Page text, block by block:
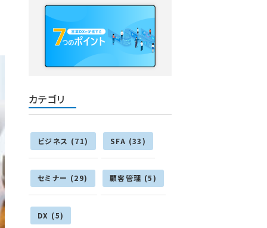
カテゴリ
ビジネス (71) SFA (33)
セミナー (29) 顧客管理 (5)
DX (5)